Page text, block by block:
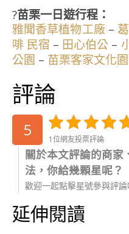
?苗栗一日遊行程：
雅聞香草植物工廠–
啡 民宿 – 田心伯公 –
公園 – 苗栗客家文化
評論
5 1位網友投票評論
關於本文評論的商家
法，你給幾顆星呢？
歡迎一起點擊星號參與評論
延伸閱讀